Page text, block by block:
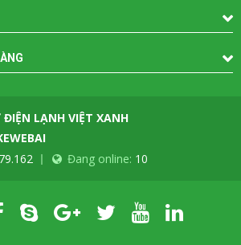
ĐIỆN LẠNH VIỆT XANH
Đang online: 10